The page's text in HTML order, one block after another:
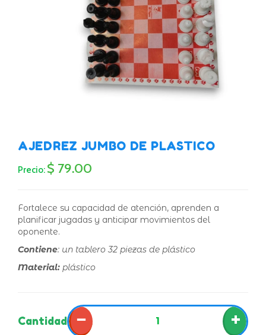
AJEDREZ JUMBO DE PLASTICO
Precio: $ 79.00
Fortalece su capacidad de atención, aprenden a
planificar jugadas y anticipar movimientos del
oponente.
Contiene: un tablero 32 piezas de plástico
Material: plástico
Cantidad − +